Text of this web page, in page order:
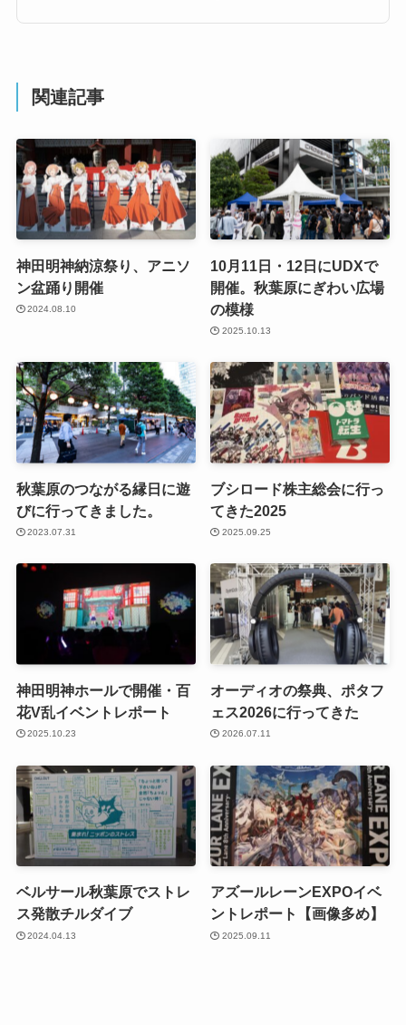
関連記事
神田明神納涼祭り、アニソ
ン盆踊り開催
2024.08.10
10月11日・12日にUDXで
開催。秋葉原にぎわい広場
の模様
2025.10.13
秋葉原のつながる縁日に遊
びに行ってきました。
2023.07.31
ブシロード株主総会に行っ
てきた2025
2025.09.25
神田明神ホールで開催・百
花V乱イベントレポート
2025.10.23
オーディオの祭典、ポタフ
ェス2026に行ってきた
2026.07.11
ベルサール秋葉原でストレ
ス発散チルダイブ
2024.04.13
アズールレーンEXPOイベ
ントレポート【画像多め】
2025.09.11